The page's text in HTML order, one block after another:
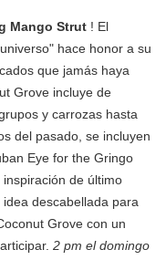
Mango Strut ! El
hace honor a su
que jamás haya
Grove incluye de
y carrozas hasta
del pasado, se incluyen
Eye for the Gringo
de último
descabellada para
Grove con un
2 pm el domingo